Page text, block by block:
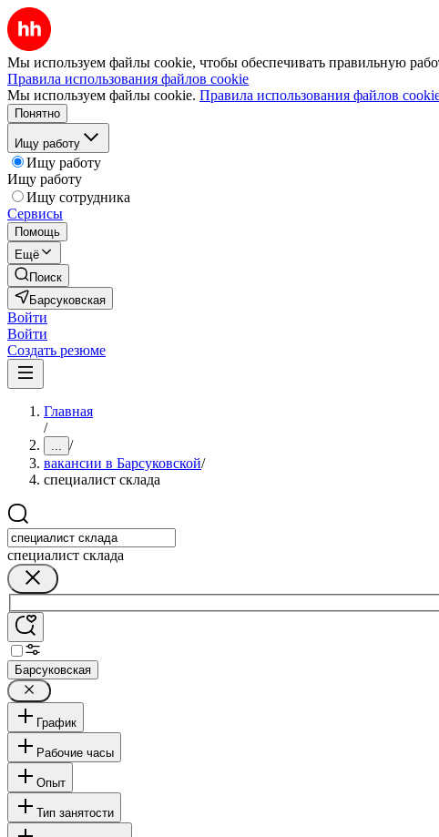
Мы используем файлы cookie, чтобы обеспечивать правильную
Правила использования файлов cookie
Мы используем файлы cookie. Правила использования файлов
Понятно
Ищу работу
Ищу работу
Ищу работу
Ищу сотрудника
Сервисы
Помощь
Ещё
Поиск
Барсуковская
Войти
Войти
Создать резюме
Главная
/
... /
вакансии в Барсуковской/
специалист склада
специалист склада
Барсуковская
График
Рабочие часы
Опыт
Тип занятости